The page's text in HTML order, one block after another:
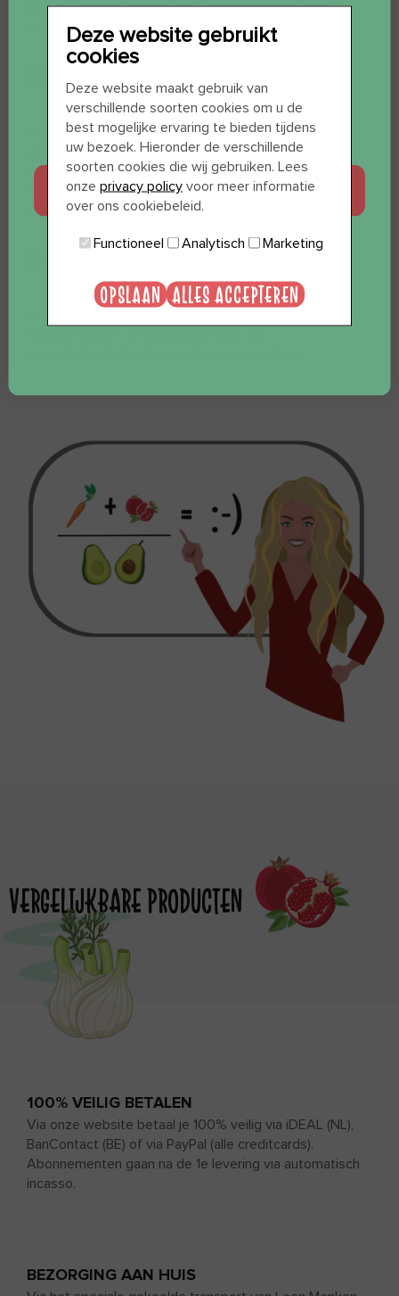
eigenlijk niet en blijft zeker 6 maanden goed in de
vriezer.
MILIEUBEWUSTE FLES
Al onze flessen zijn gemaakt van 75% gerecycled BPA
vrij plastic en 25% biobased plastic (een volledig
biologisch afbreekbare vorm van plastic). Er zit geen
statiegeld op de flesjes. Wel adviseren wij ze bij een
plastic inleverpunt in te leveren.
TOCH LEUK OM TE WETEN
VERGELIJKBARE PRODUCTEN
100% VEILIG BETALEN
Via onze website betaal je 100% veilig via iDEAL (NL),
BanContact (BE) of via PayPal (alle creditcards).
Abonnementen gaan na de 1e levering via automatisch
incasso.
BEZORGING AAN HUIS
Deze website gebruikt
cookies
Deze website maakt gebruik van
verschillende soorten cookies om u de
best mogelijke ervaring te bieden tijdens
uw bezoek. Hieronder de verschillende
soorten cookies die wij gebruiken. Lees
onze privacy policy voor meer informatie
over ons cookiebeleid.
Functioneel Analytisch Marketing
OPSLAAN ALLES ACCEPTEREN
WIL JE 12 SHOTS
CADEAU?
JA, GRAAG
NEE, BEDANKT